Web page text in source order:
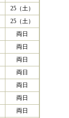
25（土）
25（土）
両日
両日
両日
両日
両日
両日
両日